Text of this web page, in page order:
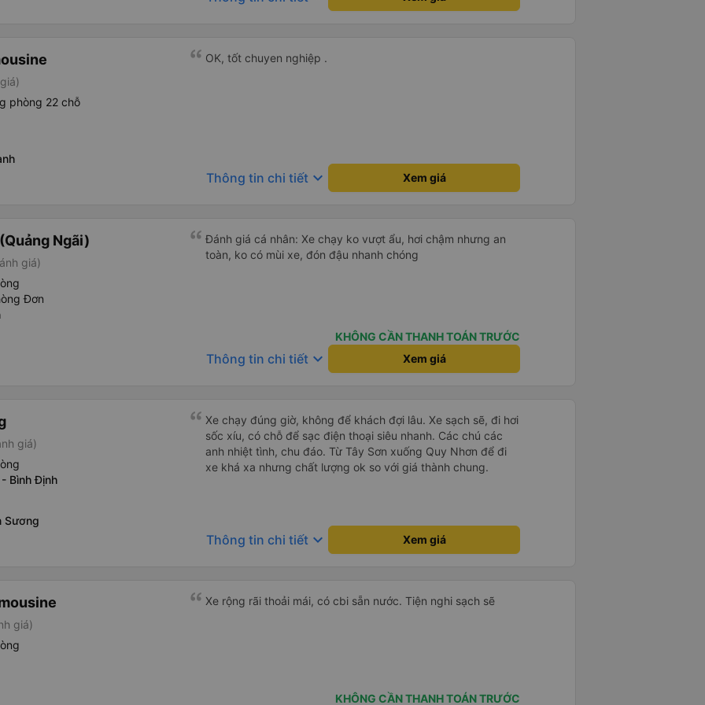
này. Chúc chủ xe làm ăn phát đạt mua thêm nhiều xe chạy
lệch với thực tế
phòng 22 chỗ
OK, tốt chuyen nghiệp .
Thông tin chi tiết keyboard_arrow_down Xem giá
Ngãi)
giá)
Đơn
Đánh giá cá nhân: Xe chạy ko vượt ẩu, hơi chậm nhưng an
toàn, ko có mùi xe, đón đậu nhanh chóng
KHÔNG CẦN THANH TOÁN TRƯỚC
Thông tin chi tiết keyboard_arrow_down Xem giá
giá)
Bình Định
Sương
Xe chạy đúng giờ, không để khách đợi lâu. Xe sạch sẽ, đi hơi
sốc xíu, có chỗ để sạc điện thoại siêu nhanh. Các chú các
anh nhiệt tình, chu đáo. Từ Tây Sơn xuống Quy Nhơn để đi
xe khá xa nhưng chất lượng ok so với giá thành chung.
Thông tin chi tiết keyboard_arrow_down Xem giá
giá)
Xe rộng rãi thoải mái, có cbi sẵn nước. Tiện nghi sạch sẽ
KHÔNG CẦN THANH TOÁN TRƯỚC